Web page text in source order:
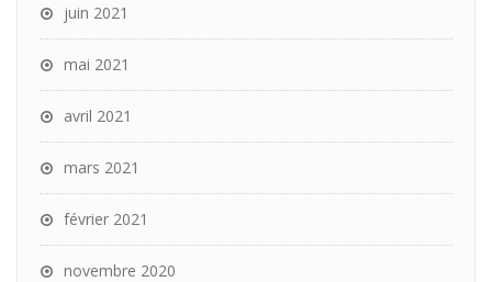
juin 2021
mai 2021
avril 2021
mars 2021
février 2021
novembre 2020